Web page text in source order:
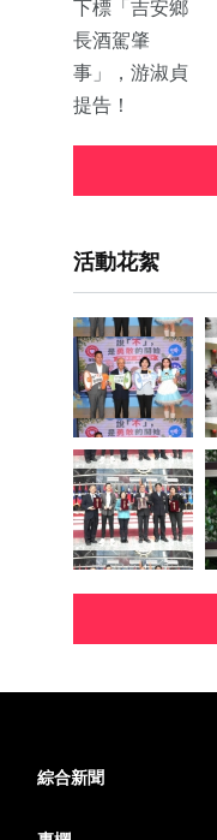
活動花絮
綜合新聞